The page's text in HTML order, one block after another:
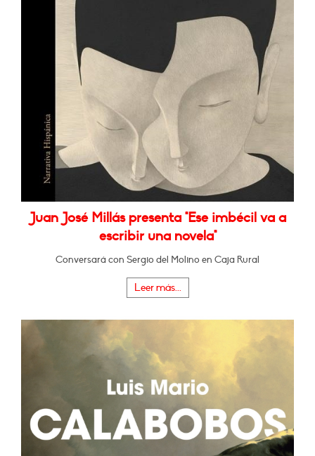
Juan José Millás presenta "Ese imbécil va a
escribir una novela"
Conversará con Sergio del Molino en Caja Rural
Leer más...